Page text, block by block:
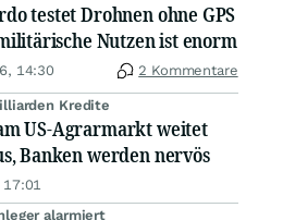
testet Drohnen ohne GPS
Nutzen ist enorm
14:30 2 Kommentare
Kredite
US-Agrarmarkt weitet
Banken werden nervös
alarmiert